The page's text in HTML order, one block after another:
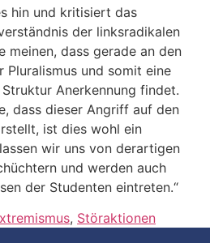
hin und kritisiert das
der linksradikalen
meinen, dass gerade an den
und somit eine
Anerkennung findet.
dass dieser Angriff auf den
ist dies wohl ein
wir uns von derartigen
und werden auch
der Studenten eintreten.“
, Störaktionen